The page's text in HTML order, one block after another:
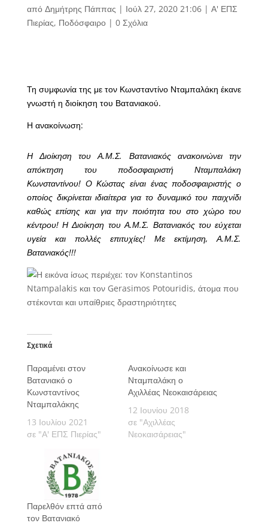
από Δημήτρης Πάππας | Ιούλ 27, 2020 21:06| Α' ΕΠΣ
Πιερίας, Ποδόσφαιρο| 0 Σχόλια
Τη συμφωνία της με τον Κωνσταντίνο Νταμπαλάκη έκανε
γνωστή η διοίκηση του Βατανιακού.
Η ανακοίνωση:
Η Διοίκηση του Α.Μ.Σ. Βατανιακός ανακοινώνει την
απόκτηση του ποδοσφαιριστή Νταμπαλάκη
Κωνσταντίνου! Ο Κώστας είναι ένας ποδοσφαιριστής ο
οποίος δικρίνεται ιδιαίτερα για το δυναμικό του παιχνίδι
καθώς επίσης και για την ποιότητα του στο χώρο του
κέντρου! Η Διοίκηση του Α.Μ.Σ. Βατανιακός του εύχεται
υγεία και πολλές επιτυχίες! Με εκτίμηση, Α.Μ.Σ.
Βατανιακός!!!
Σχετικά
Παραμένει στον
Βατανιακό ο
Κωνσταντίνος
Νταμπαλάκης
13 Ιουλίου 2021
σε "Α' ΕΠΣ Πιερίας"
Ανακοίνωσε και
Νταμπαλάκη ο
Αχιλλέας Νεοκαισάρειας
12 Ιουνίου 2018
σε "Αχιλλέας
Νεοκαισάρειας"
Παρελθόν επτά από
τον Βατανιακό